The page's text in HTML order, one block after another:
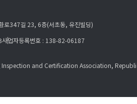
로347길 23, 6층(서초동, 유진빌딩)
사업자등록번호 : 138-82-06187
and Certification Association,